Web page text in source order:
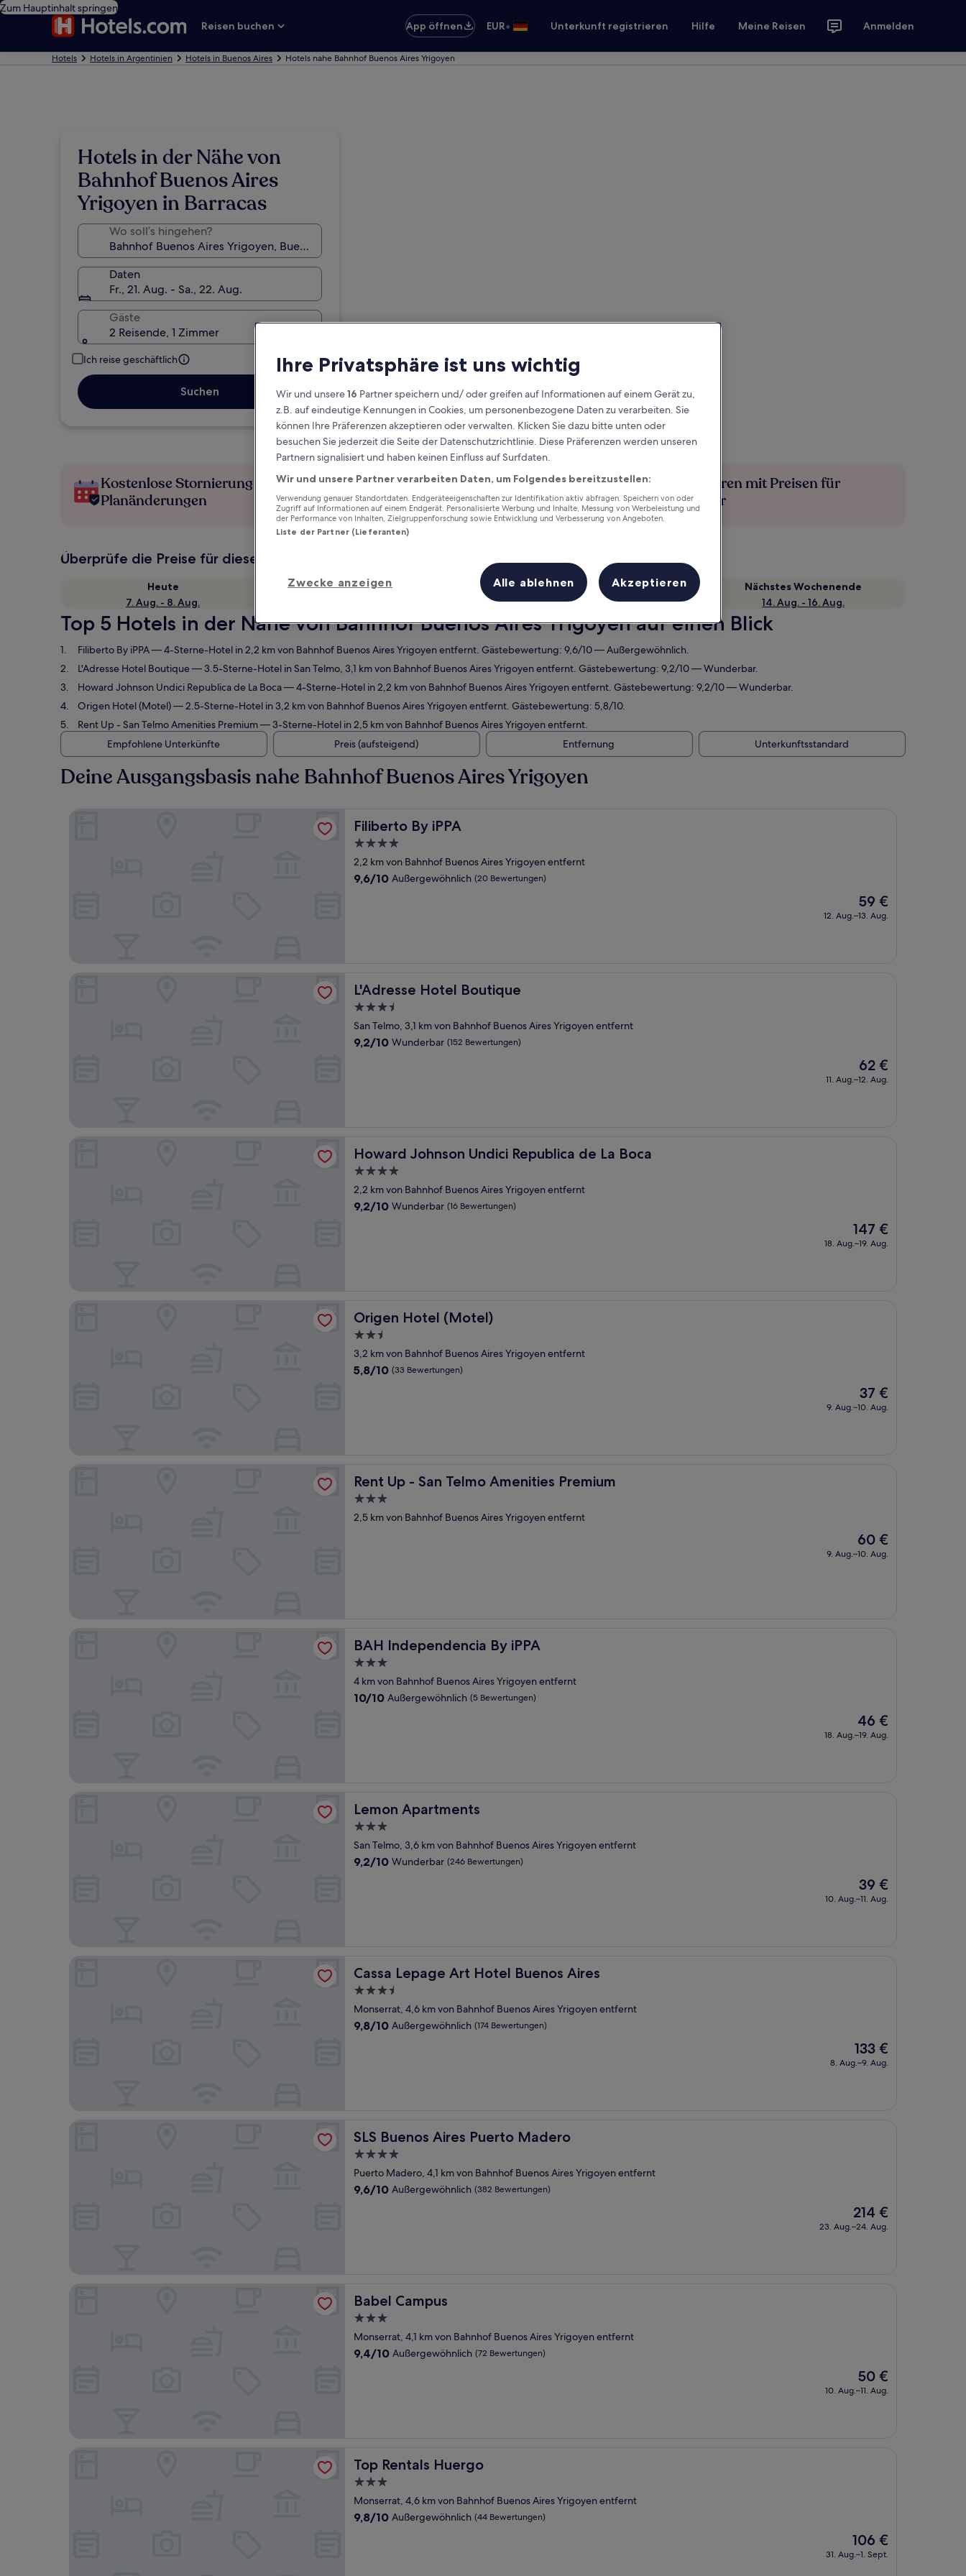
Zum Hauptinhalt springen
Reisen buchen
App öffnen EUR• Unterkunft registrieren Hilfe Meine Reisen Anmelden
Hotels Hotels in Argentinien Hotels in Buenos Aires Hotels nahe Bahnhof Buenos Aires Yrigoyen
Hotels in der Nähe von
Bahnhof Buenos Aires
Yrigoyen in Barracas
Wo soll’s hingehen?
Daten
Fr., 21. Aug. - Sa., 22. Aug.
Gäste
2 Reisende, 1 Zimmer
Ich reise geschäftlich
Suchen
Kostenlose Stornierung bei
Planänderungen
Verdiene Prämien für jede
wahrgenommene Übernachtung
Mehr sparen mit Preisen für
Mitglieder
Überprüfe die Preise für diese Daten
Heute
7. Aug. - 8. Aug.
Morgen
Dieses Wochenende
7. Aug. - 9. Aug.
Nächstes Wochenende
14. Aug. - 16. Aug.
Top 5 Hotels in der Nähe von Bahnhof Buenos Aires Yrigoyen auf einen Blick
Filiberto By iPPA— 4-Sterne-Hotel in 2,2 km von Bahnhof Buenos Aires Yrigoyen entfernt. Gästebewertung: 9,6/10 — Außergewöhnlich.
L'Adresse Hotel Boutique— 3.5-Sterne-Hotel in San Telmo, 3,1 km von Bahnhof Buenos Aires Yrigoyen entfernt. Gästebewertung: 9,2/10 — Wunderbar.
Howard Johnson Undici Republica de La Boca— 4-Sterne-Hotel in 2,2 km von Bahnhof Buenos Aires Yrigoyen entfernt. Gästebewertung: 9,2/10 — Wunderbar.
Origen Hotel (Motel)— 2.5-Sterne-Hotel in 3,2 km von Bahnhof Buenos Aires Yrigoyen entfernt. Gästebewertung: 5,8/10.
Rent Up - San Telmo Amenities Premium— 3-Sterne-Hotel in 2,5 km von Bahnhof Buenos Aires Yrigoyen entfernt.
Empfohlene Unterkünfte
Preis (aufsteigend) Entfernung Unterkunftsstandard
Deine Ausgangsbasis nahe Bahnhof Buenos Aires Yrigoyen
Filiberto By iPPA
Filiberto By iPPA
4.0-
Sterne-
Unterkunft
2,2 km von Bahnhof Buenos Aires Yrigoyen entfernt
9.6
9,6/10 Außergewöhnlich (20 Bewertungen)
Der
Preis
beträgt
59 €
12. Aug.–13. Aug.
L'Adresse Hotel Boutique
L'Adresse Hotel Boutique
3.5-
Sterne-
Unterkunft
San Telmo, 3,1 km von Bahnhof Buenos Aires Yrigoyen entfernt
9.2
9,2/10 Wunderbar (152 Bewertungen)
Der
Preis
beträgt
62 €
11. Aug.–12. Aug.
Howard Johnson Undici Republica de La Boca
Howard Johnson Undici Republica de La Boca
4.0-
Sterne-
Unterkunft
2,2 km von Bahnhof Buenos Aires Yrigoyen entfernt
9.2
9,2/10 Wunderbar (16 Bewertungen)
Der
Preis
beträgt
147 €
18. Aug.–19. Aug.
Origen Hotel (Motel)
Origen Hotel (Motel)
2.5-
Sterne-
Unterkunft
3,2 km von Bahnhof Buenos Aires Yrigoyen entfernt
5.8
5,8/10 (33 Bewertungen)
Der
Preis
beträgt
37 €
9. Aug.–10. Aug.
Rent Up - San Telmo Amenities Premium
Rent Up - San Telmo Amenities Premium
3.0-
Sterne-
2,5 km von Bahnhof Buenos Aires Yrigoyen entfernt
Der
Preis
beträgt
60 €
9. Aug.–10. Aug.
BAH Independencia By iPPA
BAH Independencia By iPPA
3.0-
Sterne-
Unterkunft
4 km von Bahnhof Buenos Aires Yrigoyen entfernt
10.0
10/10 Außergewöhnlich (5 Bewertungen)
Der
Preis
beträgt
46 €
18. Aug.–19. Aug.
Lemon Apartments
Lemon Apartments
3.0-
Sterne-
Unterkunft
San Telmo, 3,6 km von Bahnhof Buenos Aires Yrigoyen entfernt
9.2
9,2/10 Wunderbar (246 Bewertungen)
Der
Preis
beträgt
39 €
10. Aug.–11. Aug.
Cassa Lepage Art Hotel Buenos Aires
Cassa Lepage Art Hotel Buenos Aires
3.5-
Sterne-
Unterkunft
Monserrat, 4,6 km von Bahnhof Buenos Aires Yrigoyen entfernt
9.8
9,8/10 Außergewöhnlich (174 Bewertungen)
Der
Preis
beträgt
133 €
8. Aug.–9. Aug.
SLS Buenos Aires Puerto Madero
SLS Buenos Aires Puerto Madero
4.0-
Sterne-
Unterkunft
Puerto Madero, 4,1 km von Bahnhof Buenos Aires Yrigoyen entfernt
9.6
9,6/10 Außergewöhnlich (382 Bewertungen)
Der
Preis
beträgt
214 €
23. Aug.–24. Aug.
Babel Campus
Babel Campus
3.0-
Sterne-
Unterkunft
Monserrat, 4,1 km von Bahnhof Buenos Aires Yrigoyen entfernt
9.4
9,4/10 Außergewöhnlich (72 Bewertungen)
Der
Preis
beträgt
50 €
10. Aug.–11. Aug.
Top Rentals Huergo
Top Rentals Huergo
3.0-
Sterne-
Unterkunft
Monserrat, 4,6 km von Bahnhof Buenos Aires Yrigoyen entfernt
9.8
9,8/10 Außergewöhnlich (44 Bewertungen)
Der
Preis
beträgt
106 €
31. Aug.–1. Sept.
Ihre Privatsphäre ist uns wichtig
Wir und unsere16 Partner speichern und/ oder greifen auf Informationen auf einem Gerät zu,
z.B. auf eindeutige Kennungen in Cookies, um personenbezogene Daten zu verarbeiten. Sie
können Ihre Präferenzen akzeptieren oder verwalten. Klicken Sie dazu bitte unten oder
besuchen Sie jederzeit die Seite der Datenschutzrichtlinie. Diese Präferenzen werden unseren
Partnern signalisiert und haben keinen Einfluss auf Surfdaten.
Wir und unsere Partner verarbeiten Daten, um Folgendes bereitzustellen:
Verwendung genauer Standortdaten. Endgeräteeigenschaften zur Identifikation aktiv abfragen. Speichern von oder
Zugriff auf Informationen auf einem Endgerät. Personalisierte Werbung und Inhalte, Messung von Werbeleistung und
der Performance von Inhalten, Zielgruppenforschung sowie Entwicklung und Verbesserung von Angeboten.
Liste der Partner (Lieferanten)
Zwecke anzeigen Alle ablehnen Akzeptieren